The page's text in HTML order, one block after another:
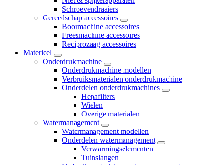
Schroevendraaiers
Gereedschap accessoires
Boormachine accessoires
Freesmachine accessoires
Reciprozaag accessoires
Materieel
Onderdrukmachine
Onderdrukmachine modellen
Verbruiksmaterialen onderdrukmachine
Onderdelen onderdrukmachines
Hepafilters
Wielen
Overige materialen
Watermanagement
Watermanagement modellen
Onderdelen watermanagement
Verwarmingselementen
Tuinslangen